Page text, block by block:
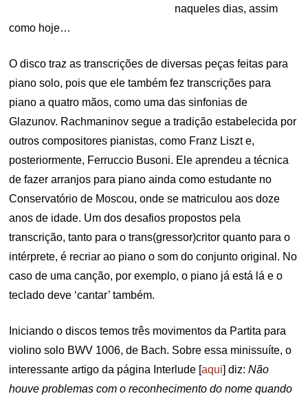
naqueles dias, assim
como hoje…
O disco traz as transcrições de diversas peças feitas para
piano solo, pois que ele também fez transcrições para
piano a quatro mãos, como uma das sinfonias de
Glazunov. Rachmaninov segue a tradição estabelecida por
outros compositores pianistas, como Franz Liszt e,
posteriormente, Ferruccio Busoni. Ele aprendeu a técnica
de fazer arranjos para piano ainda como estudante no
Conservatório de Moscou, onde se matriculou aos doze
anos de idade. Um dos desafios propostos pela
transcrição, tanto para o trans(gressor)critor quanto para o
intérprete, é recriar ao piano o som do conjunto original. No
caso de uma canção, por exemplo, o piano já está lá e o
teclado deve ‘cantar’ também.
Iniciando o discos temos três movimentos da Partita para
violino solo BWV 1006, de Bach. Sobre essa minissuíte, o
interessante artigo da página Interlude [aqui] diz:Não
houve problemas com o reconhecimento do nome quando